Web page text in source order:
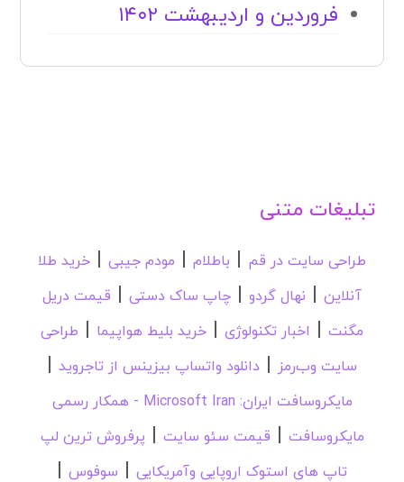
فروردین و اردیبهشت ۱۴۰۲
تبلیغات متنی
طراحی سایت در قم | باطلام | مودم جیبی | خرید طلا
آنلاین | نهال گردو | چاپ ساک دستی | قیمت دریل
مگنت | اخبار تکنولوژی | خرید بلیط هواپیما | طراحی
سایت وب‌رمز | دانلود واتساپ بیزینس از تاجروید |
مایکروسافت ایران: Microsoft Iran - همکار رسمی
مایکروسافت | قیمت سئو سایت |پرفروش ترین لپ
تاپ های استوک اروپایی وآمریکایی | سوفوس |